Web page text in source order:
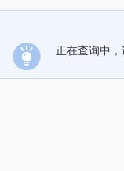
正在查询中